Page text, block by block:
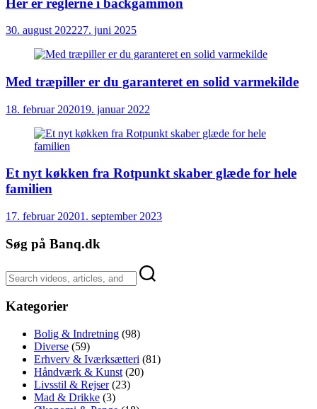
30. august 202227. juni 2025
Med træpiller er du garanteret en solid varmekilde
18. februar 202019. januar 2022
Et nyt køkken fra Rotpunkt skaber glæde for hele
familien
17. februar 20201. september 2023
Søg på Banq.dk
Kategorier
Bolig & Indretning (98)
Diverse (59)
Erhverv & Iværksætteri (81)
Håndværk & Kunst (20)
Livsstil & Rejser(23)
Mad & Drikke (3)